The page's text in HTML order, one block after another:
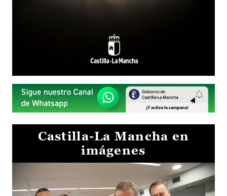
Castilla-La Mancha en
imágenes